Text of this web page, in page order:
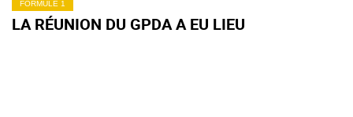
FORMULE 1
LA RÉUNION DU GPDA A EU LIEU